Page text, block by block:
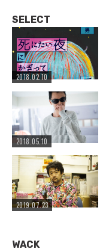
SELECT
2018.02.10
2018.05.10
2019.07.23
WACK